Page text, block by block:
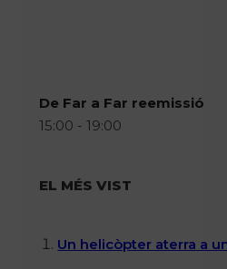
De Far a Far reemissió
15:00 - 19:00
EL MÉS VIST
Un helicòpter aterra a